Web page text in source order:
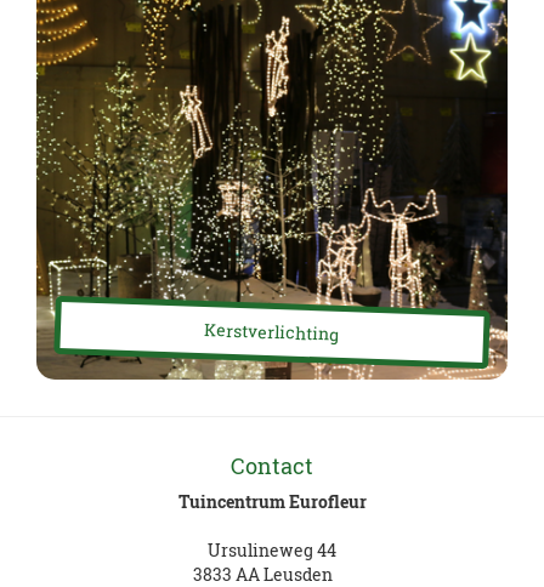
Kerstverlichting
Contact
Tuincentrum Eurofleur
Ursulineweg 44
3833 AA Leusden